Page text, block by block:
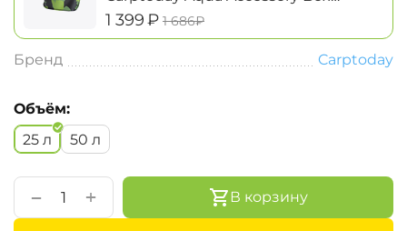
System высокая
‍1 399‍₽ ‍1 686‍₽
Бренд Carptoday
Объём:
25 л
50 л
+
− В корзину